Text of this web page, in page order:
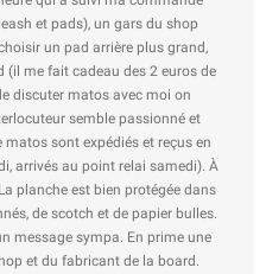
et pads), un gars du shop
un pad arrière plus grand,
(il me fait cadeau des 2 euros de
discuter matos avec moi on
semble passionné et
sont expédiés et reçus en
arrivés au point relai samedi). À
planche est bien protégée dans
de scotch et de papier bulles.
message sympa. En prime une
et du fabricant de la board.